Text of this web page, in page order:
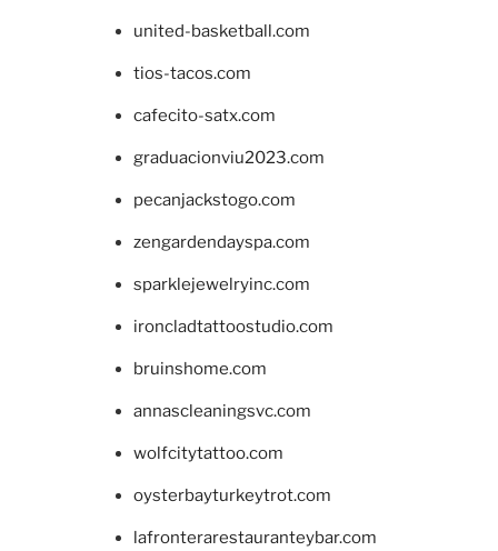
united-basketball.com
tios-tacos.com
cafecito-satx.com
graduacionviu2023.com
pecanjackstogo.com
zengardendayspa.com
sparklejewelryinc.com
ironcladtattoostudio.com
bruinshome.com
annascleaningsvc.com
wolfcitytattoo.com
oysterbayturkeytrot.com
lafronterarestauranteybar.com